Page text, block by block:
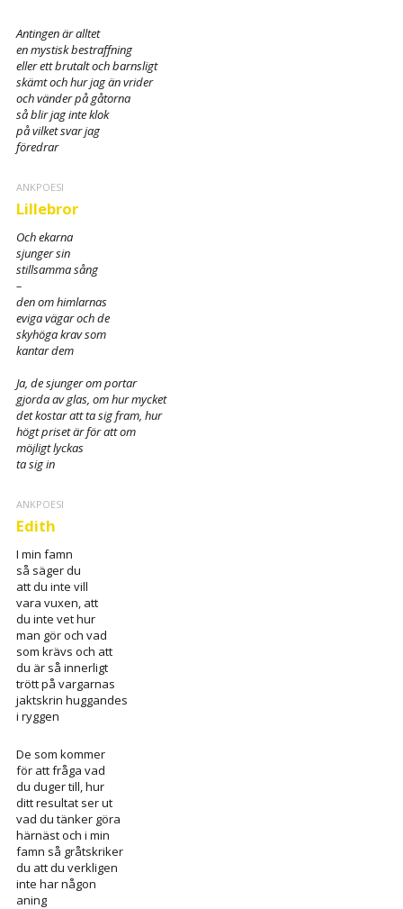
Antingen äralltet
en mystisk bestraffning
eller ett brutalt och barnsligt
skämt och hur jag än vrider
och vänder på gåtorna
så blir jag inte klok
på vilket svar jag
föredrar
ANKPOESI
Lillebror
Och ekarna
sjunger sin
stillsamma sång
–
den om himlarnas
eviga vägar och de
skyhöga krav som
kantar dem
Ja, de sjunger om portar
gjorda av glas, om hur mycket
det kostar att ta sig fram, hur
högt priset är för att om
möjligt lyckas
ta sig in
ANKPOESI
Edith
I min famn
så säger du
att du inte vill
vara vuxen, att
du inte vet hur
man gör och vad
som krävs och att
du är så innerligt
trött på vargarnas
jaktskrin huggandes
i ryggen
De som kommer
för att fråga vad
du duger till, hur
ditt resultat ser ut
vad du tänker göra
härnäst och i min
famn så gråtskriker
du att du verkligen
inte har någon
aning